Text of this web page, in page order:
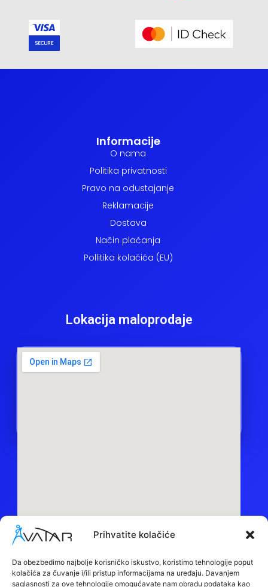
Prihvatite kolačiće
Da obezbedimo najbolje korisničko iskustvo, koristimo tehnologije poput
kolačića za čuvanje i/ili pristup informacijama na uređaju. Davanjem
saglasnosti za ove tehnologije omogućavate nam obradu podataka kao
Maloprodaja:
Informacije
O nama
Politika privatnosti
Pravo na odustajanje
Reklamacije
Dostava
Način plaćanja
Pollitika kolačića (EU)
Lokacija maloprodaje